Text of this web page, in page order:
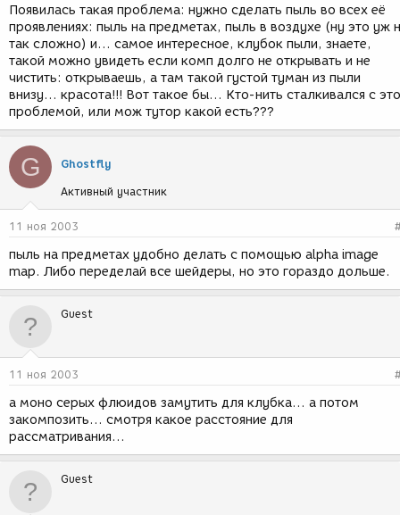
н
и
я
Появилась такая проблема: нужно сделать пыль во всех её
проявлениях: пыль на предметах, пыль в воздухе (ну это уж
так сложно) и... самое интересное, клубок пыли, знаете,
такой можно увидеть если комп долго не открывать и не
чистить: открываешь, а там такой густой туман из пыли
внизу... красота!!! Вот такое бы... Кто-нить сталкивался с
проблемой, или мож тутор какой есть???
G Ghostfly
Активный участник
11 ноя 2003
пыль на предметах удобно делать с помощью alpha image
map. Либо переделай все шейдеры, но это гораздо дольше.
Guest
11 ноя 2003
а моно серых флюидов замутить для клубка... а потом
закомпозить... смотря какое расстояние для
рассматривания...
Guest